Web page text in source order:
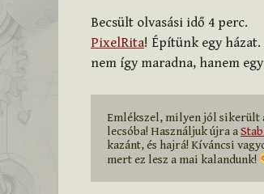
Becsült olvasási idő 4 perc.
PixelRita! Építünk egy
nem így maradna, hanem
Emlékszel, milyen jól sikerült
lecsóba! Használjuk újra a
kazánt, és hajrá! Kíváncsi
mert ez lesz a mai kalandunk!